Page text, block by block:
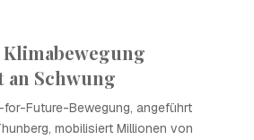
Klimabewegung
an Schwung
Future-Bewegung, angeführt
mobilisiert Millionen von